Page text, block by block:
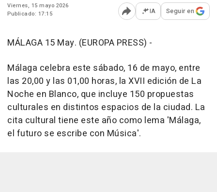
Viernes, 15 mayo 2026
Publicado: 17:15
Abrir opciones para
IA Seguir en
MÁLAGA 15 May. (EUROPA PRESS) -
Málaga celebra este sábado, 16 de mayo, entre
las 20,00 y las 01,00 horas, la XVII edición de La
Noche en Blanco, que incluye 150 propuestas
culturales en distintos espacios de la ciudad. La
cita cultural tiene este año como lema 'Málaga,
el futuro se escribe con Música'.